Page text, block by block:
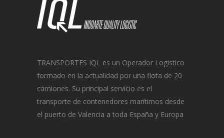
TRANSPORTES IQL es un Operador Logistico
formado en la actualidad por una flota de 20
camiones. Su principal servicio es el
transporte de contenedores marítimos desde
el puerto de Valencia a toda España y Europa